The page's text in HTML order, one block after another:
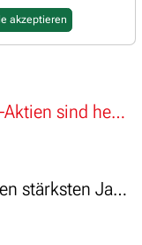
KI-Infrastruktur und Weltraum-Aktien sind heute wieder die zwei Megatrends, die am Aktienmarkt gespielt werden.
- Das Unternehmen meldete den stärksten Jahresauftakt seiner Geschichte.
akzeptieren